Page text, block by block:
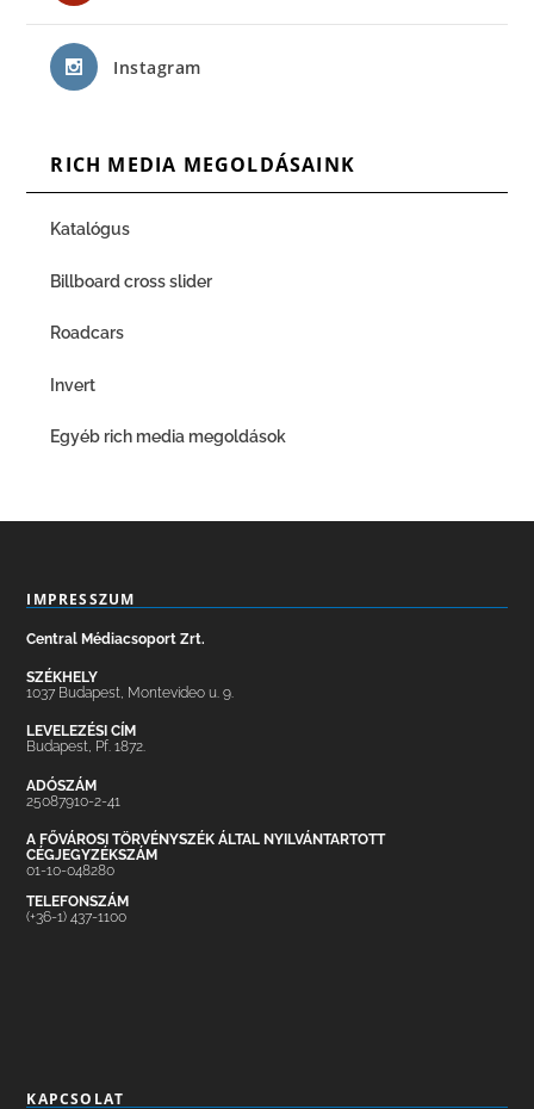
Instagram
RICH MEDIA MEGOLDÁSAINK
Katalógus
Billboard cross slider
Roadcars
Invert
Egyéb rich media megoldások
IMPRESSZUM
Central Médiacsoport Zrt.
SZÉKHELY
1037 Budapest, Montevideo u. 9.
LEVELEZÉSI CÍM
Budapest, Pf. 1872.
ADÓSZÁM
25087910-2-41
A FŐVÁROSI TÖRVÉNYSZÉK ÁLTAL NYILVÁNTARTOTT
CÉGJEGYZÉKSZÁM
01-10-048280
TELEFONSZÁM
(+36-1) 437-1100
KAPCSOLAT